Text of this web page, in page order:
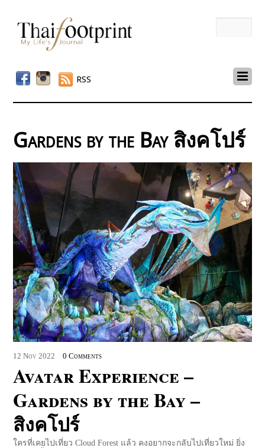
RSS
Gardens by the Bay สิงคโปร์
12 Nov 2022 0 Comments
Avatar Experience –
Gardens by the Bay –
สิงคโปร์
ใครที่เคยไปเที่ยว Cloud Forest แล้ว คงอยากจะกลับไปเที่ยวใหม่ ยิ่ง